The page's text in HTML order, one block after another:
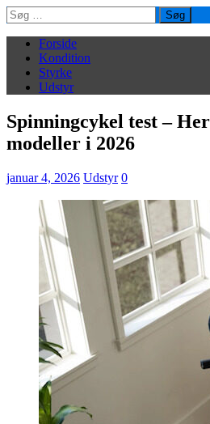
Søg
efter:
Forside
Kondition
Styrke
Udstyr
Spinningcykel test –
modeller i 2026
januar 4, 2026 Udstyr 0